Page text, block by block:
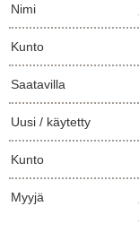
Nimi
Kunto
Saatavilla
Uusi / käytetty
Kunto
Myyjä